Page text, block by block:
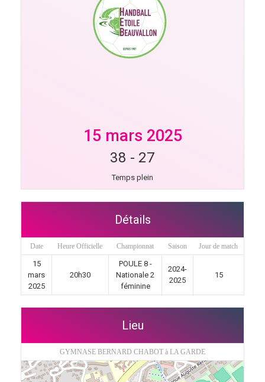
15 mars 2025
38 - 27
Temps plein
Détails
Date Heure Officielle Championnat Saison Jour de match
15
mars
2025
20h30
POULE 8 -
Nationale 2
féminine
2024-
2025
15
Lieu
GYMNASE BERNARD CHABOT à LA GARDE